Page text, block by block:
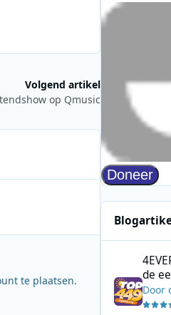
Volgend artikel
op Qmusic
te plaatsen.
de
Door